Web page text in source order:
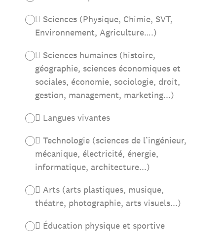
 Sciences (Physique, Chimie, SVT,
Environnement, Agriculture….)
 Sciences humaines (histoire,
géographie, sciences économiques et
sociales, économie, sociologie, droit,
gestion, management, marketing...)
 Langues vivantes
 Technologie (sciences de l’ingénieur,
mécanique, électricité, énergie,
informatique, architecture...)
 Arts (arts plastiques, musique,
théatre, photographie, arts visuels...)
 Éducation physique et sportive